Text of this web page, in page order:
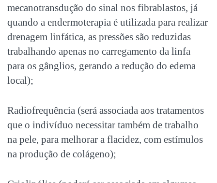
mecanotransdução do sinal nos fibrablastos, já
quando a endermoterapia é utilizada para realizar
drenagem linfática, as pressões são reduzidas
trabalhando apenas no carregamento da linfa
para os gânglios, gerando a redução do edema
local);
Radiofrequência (será associada aos tratamentos
que o indivíduo necessitar também de trabalho
na pele, para melhorar a flacidez, com estímulos
na produção de colágeno);